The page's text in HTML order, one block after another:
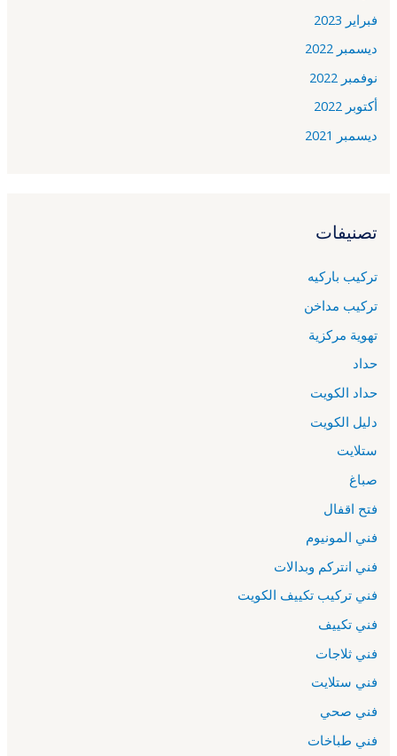
فبراير 2023
ديسمبر 2022
نوفمبر 2022
أكتوبر 2022
ديسمبر 2021
تصنيفات
تركيب باركيه
تركيب مداخن
تهوية مركزية
حداد
حداد الكويت
دليل الكويت
ستلايت
صباغ
فتح اقفال
فني المونيوم
فني انتركم وبدالات
فني تركيب تكييف الكويت
فني تكييف
فني ثلاجات
فني ستلايت
فني صحي
فني طباخات